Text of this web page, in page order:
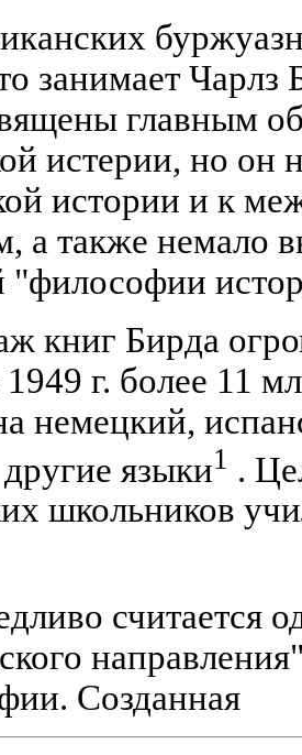
занимает
главным
истерии, но он
истории и к
а также немало
"философии
книг Бирда
1949 г. более 11
немецкий,
языки1 .
школьников
считается
Созданная